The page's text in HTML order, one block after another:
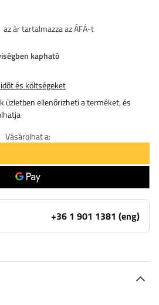
az ár tartalmazza az ÁFÁ-t
kapható
és költségeket
üzletben ellenőrizheti a terméket, és
Vásárolhat a:
+36 1 901 1381 (eng)